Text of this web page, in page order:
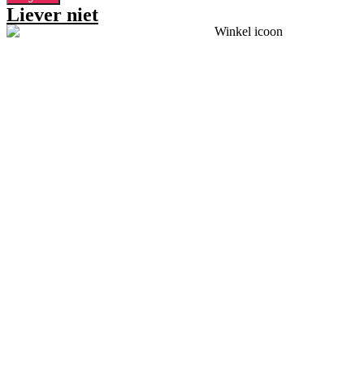
Liever niet